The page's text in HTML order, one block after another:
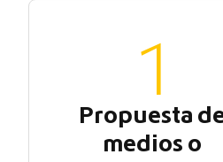
1
Propuesta
medios o